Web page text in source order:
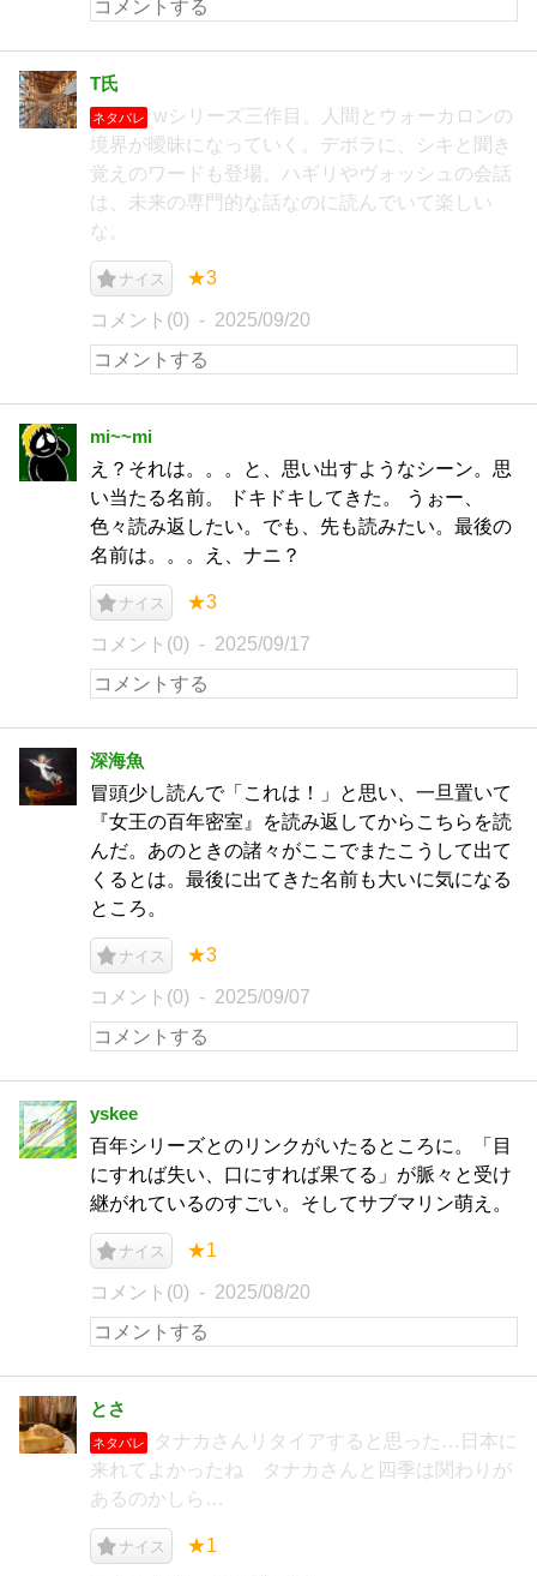
T氏
ネタバレ
wシリーズ三作目。人間とウォーカロンの
境界が曖昧になっていく。デボラに、シキと聞き
覚えのワードも登場。ハギリやヴォッシュの会話
は、未来の専門的な話なのに読んでいて楽しい
な。
ナイス ★3
コメント(0) 2025/09/20
mi~~mi
え？それは。。。と、思い出すようなシーン。思
い当たる名前。 ドキドキしてきた。 うぉー、
色々読み返したい。でも、先も読みたい。最後の
名前は。。。え、ナニ？
ナイス ★3
コメント(0) 2025/09/17
深海魚
冒頭少し読んで「これは！」と思い、一旦置いて
『女王の百年密室』を読み返してからこちらを読
んだ。あのときの諸々がここでまたこうして出て
くるとは。最後に出てきた名前も大いに気になる
ところ。
ナイス ★3
コメント(0) 2025/09/07
yskee
百年シリーズとのリンクがいたるところに。「目
にすれば失い、口にすれば果てる」が脈々と受け
継がれているのすごい。そしてサブマリン萌え。
ナイス ★1
コメント(0) 2025/08/20
とさ
ネタバレ
タナカさんリタイアすると思った…日本に
来れてよかったね タナカさんと四季は関わりが
あるのかしら…
ナイス ★1